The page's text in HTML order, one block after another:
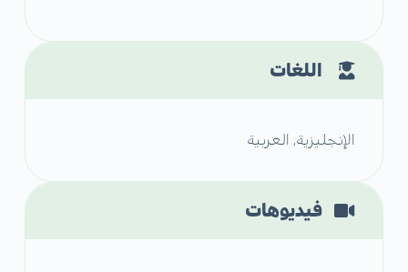
اللغات
الإنجليزية, العربية
فيديوهات